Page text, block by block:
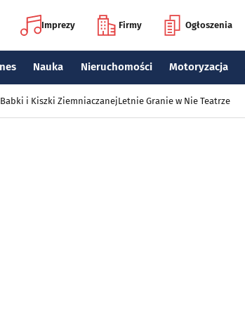
Imprezy Firmy Ogłoszenia
Nauka Nieruchomości Motoryzacja
i Kiszki ZiemniaczanejLetnie Granie w Nie Teatrze